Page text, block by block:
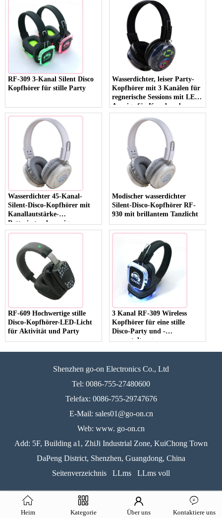
RF-309 3-Kanal Silent Disco
Kopfhörer für stille Party
Wasserdichter, leiser Party-
Kopfhörer mit 3 Kanälen für
regnerische Sessions mit LED-
Anzeige für Kanal und
Akkulaufzeit
Wasserdichter 45-Kanal-
Silent-Disco-Kopfhörer mit
Kanallautstärke-
Batteriestandsanzeige,
geeignet für Silent Conference
und Meeting RF-930
Modischer wasserdichter
Silent-Disco-Kopfhörer RF-
930 mit brillantem Tanzlicht
RF-609 Hochwertige stille
Disco-Kopfhörer-LED-Licht
für Aktivität und Party
3 Kanal RF-309 Wireless
Kopfhörer für eine stille
Disco-Party und -
veranstaltung
Shenzhen go-on Electronics Co., Ltd
Tel: 0086-755-27480600
Telefax: 0086-755-29747676
E-Mail: sales01@go-on.cn
Web: www. go-on.cn
Add: 5F, Building a1, ZhiJi Industrial Zone, KuiChong Town
DaPeng District, Shenzhen, Guangdong, China
Seitenverzeichnis
LLms LLms voll
Heim Kategorie Über uns Kontaktiere uns